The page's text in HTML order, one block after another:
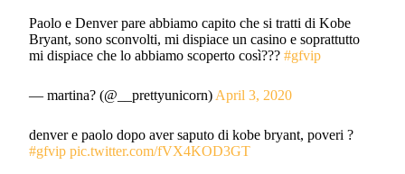
Paolo e Denver pare abbiamo capito che si tratti di Kobe
Bryant, sono sconvolti, mi dispiace un casino e soprattutto
mi dispiace che lo abbiamo scoperto così???#gfvip
— martina? (@__prettyunicorn) April 3, 2020
denver e paolo dopo aver saputo di kobe bryant, poveri ?
#gfvip pic.twitter.com/fVX4KOD3GT